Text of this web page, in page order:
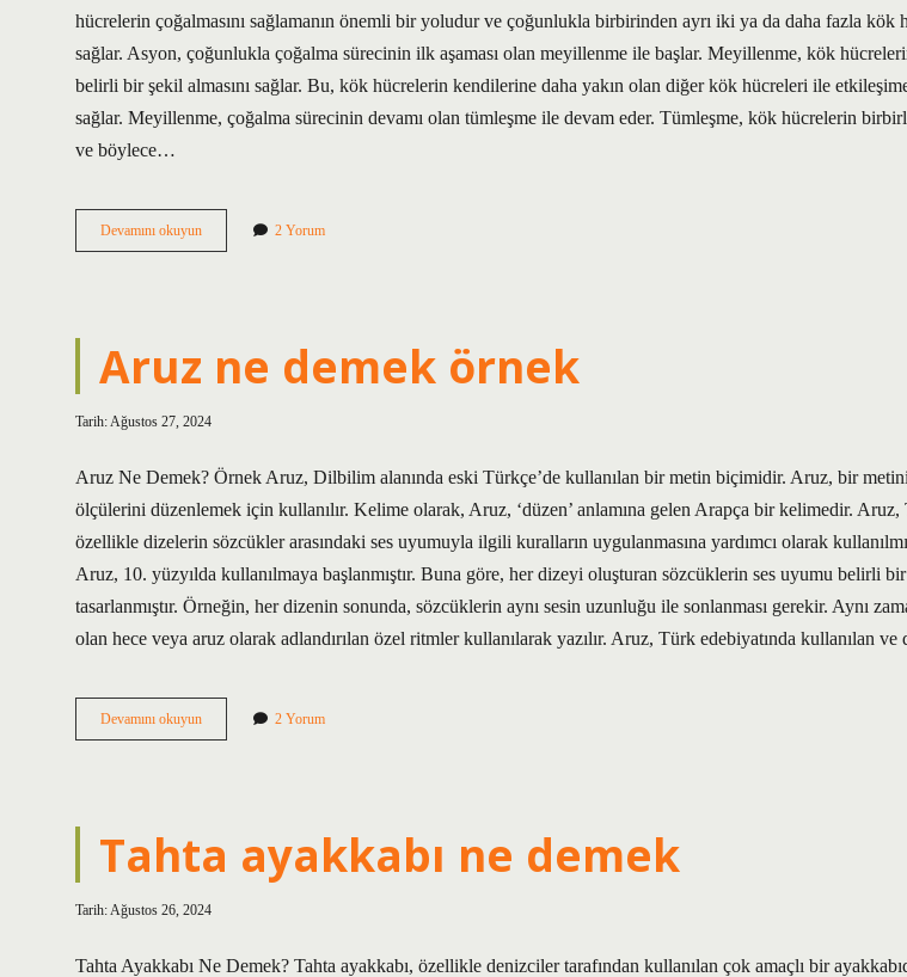
hücrelerin çoğalmasını sağlamanın önemli bir yoludur ve çoğunlukla birbirinden ayrı iki ya da daha fazla kök
sağlar. Asyon, çoğunlukla çoğalma sürecinin ilk aşaması olan meyillenme ile başlar. Meyillenme, kök
belirli bir şekil almasını sağlar. Bu, kök hücrelerin kendilerine daha yakın olan diğer kök hücreleri ile
sağlar. Meyillenme, çoğalma sürecinin devamı olan tümleşme ile devam eder. Tümleşme, kök hücrelerin
ve böylece…
Devamını okuyunAsyonu
ne
2 Yorum
Aruz ne demek örnek
Tarih: Ağustos 27, 2024
Aruz Ne Demek? Örnek Aruz, Dilbilim alanında eski Türkçe’de kullanılan bir metin biçimidir. Aruz, bir
ölçülerini düzenlemek için kullanılır. Kelime olarak, Aruz, ‘düzen’ anlamına gelen Arapça bir kelimedir. Aruz,
özellikle dizelerin sözcükler arasındaki ses uyumuyla ilgili kuralların uygulanmasına yardımcı olarak
Aruz, 10. yüzyılda kullanılmaya başlanmıştır. Buna göre, her dizeyi oluşturan sözcüklerin ses uyumu belirli
tasarlanmıştır. Örneğin, her dizenin sonunda, sözcüklerin aynı sesin uzunluğu ile sonlanması gerekir. Aynı
olan hece veya aruz olarak adlandırılan özel ritmler kullanılarak yazılır. Aruz, Türk edebiyatında kullanılan ve
Devamını okuyunAruz
ne
2 Yorum
Tahta ayakkabı ne demek
Tarih: Ağustos 26, 2024
Tahta Ayakkabı Ne Demek? Tahta ayakkabı, özellikle denizciler tarafından kullanılan çok amaçlı bir